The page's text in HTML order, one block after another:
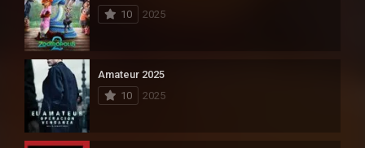
10 2025
Amateur 2025
10
2025